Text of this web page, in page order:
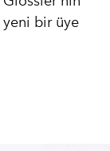
bir üye